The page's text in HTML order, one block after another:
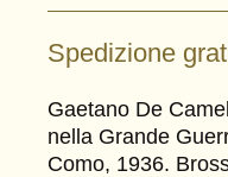
Spedizione
Gaetano De
nella Grande
Como, 1936.